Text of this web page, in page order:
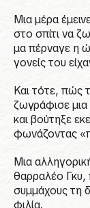
Μια μέρα
στο σπίτι να
μα πέρναγε η
γονείς του
Και τότε, πώς
ζωγράφισε
και βούτηξε
φωνάζοντας
Μια
θαρραλέο Γκυ,
συμμάχους τη
φιλία.